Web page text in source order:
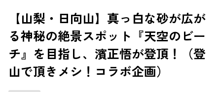
【山梨・日向山】真っ白な砂が広が
る神秘の絶景スポット『天空のビー
チ』を目指し、濱正悟が登頂！（登
山で頂きメシ！コラボ企画）